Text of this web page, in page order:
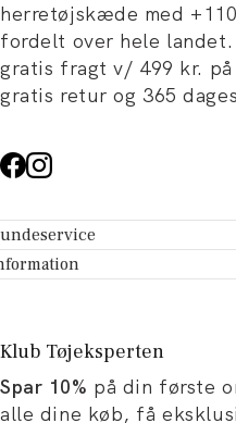
herretøjskæde med
fordelt over hele
gratis fragt v/ 499 kr. på
gratis retur og 365
- Hjælpecenter
dit køb
Tøjeksperten
og artikler
Klub Tøjeksperten
Spar 10% på din første
alle dine køb, få